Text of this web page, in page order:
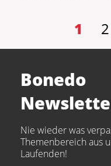
1 2
Bonedo
Nie wieder was
Themenbereich aus
Laufenden!